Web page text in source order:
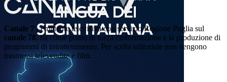
Canale 7 , emittente televisiva con servizio Regione Puglia sul
canale 78, ha come punto di forza l'informazione e la produzione di
programmi di intrattenimento. Per scelta editoriale non vengono
trasmessi televendite e film.